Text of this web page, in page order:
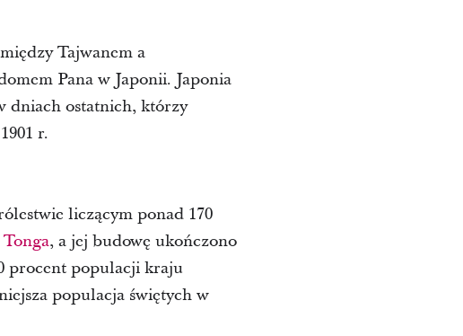
Tajwanem a
Pana w Japonii. Japonia
dniach ostatnich, którzy
r.
liczącym ponad 170
, a jej budowę ukończono
procent populacji kraju
populacja świętych w